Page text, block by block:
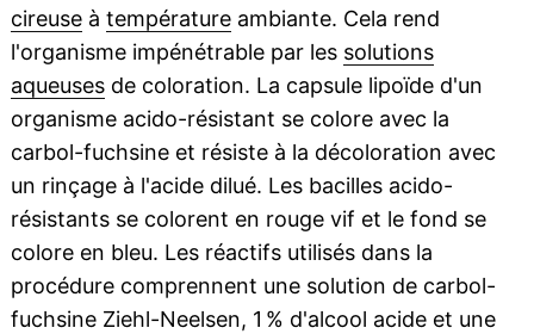
cireuseà températureambiante. Cela rend
l'organisme impénétrable par les solutions
aqueusesde coloration. La capsule lipoïde d'un
organisme acido-résistant se colore avec la
carbol-fuchsine et résiste à la décoloration avec
un rinçage à l'acide dilué. Les bacilles acido-
résistants se colorent en rouge vif et le fond se
colore en bleu. Les réactifs utilisés dans la
procédure comprennent une solution de carbol-
fuchsine Ziehl-Neelsen, 1 % d'alcool acide et une